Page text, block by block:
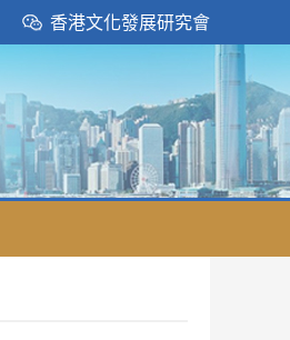
香港文化發展研究會